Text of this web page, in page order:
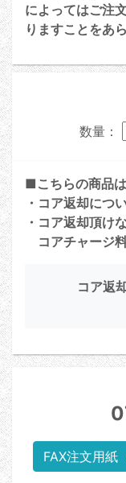
によってはご注
りますことをあ
数量：
■こちらの商品
・コア返却につ
・コア返却頂け
コアチャージ
コア返
FAX注文用紙